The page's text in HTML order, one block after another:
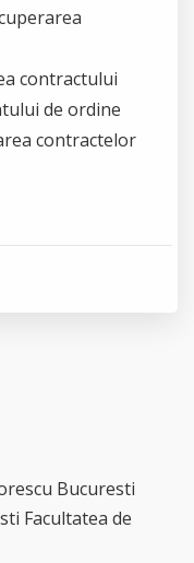
contractului
de ordine
contractelor
Bucuresti
Facultatea de